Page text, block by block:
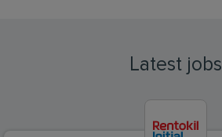
Latest jobs